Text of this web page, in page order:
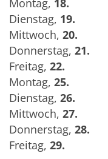
Dienstag, 19.
Mittwoch, 20.
Donnerstag, 21.
Freitag, 22.
Montag, 25.
Dienstag, 26.
Mittwoch, 27.
Donnerstag, 28.
Freitag, 29.